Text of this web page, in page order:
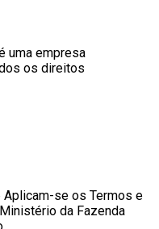
uma empresa
os direitos
se os Termos e
da Fazenda